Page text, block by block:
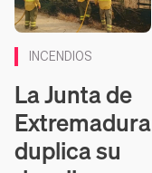
INCENDIOS
La Junta de
Extremadura
duplica su